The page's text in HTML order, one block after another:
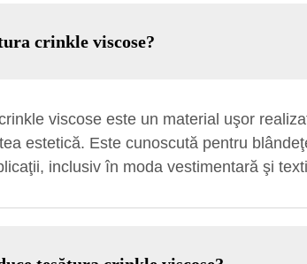
crinkle viscose?
viscose este un material uşor
estetică. Este cunoscută pentru
inclusiv în moda vestimentară şi